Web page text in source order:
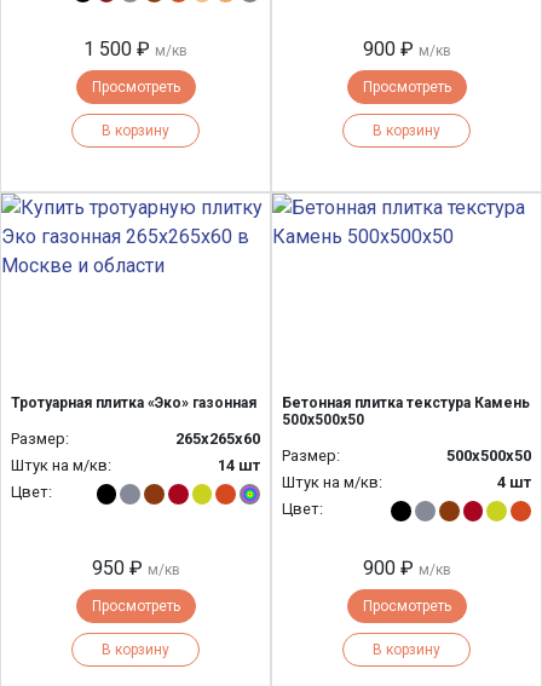
1 500 ₽ м/кв
Просмотреть
В корзину
900 ₽ м/кв
Просмотреть
В корзину
Тротуарная плитка «Эко» газонная
Размер:
265x265x60
Штук на м/кв:
14 шт
Цвет:
950 ₽ м/кв
Просмотреть
В корзину
Бетонная плитка текстура Камень
500х500х50
Размер:
500х500х50
Штук на м/кв:
4 шт
Цвет:
900 ₽ м/кв
Просмотреть
В корзину